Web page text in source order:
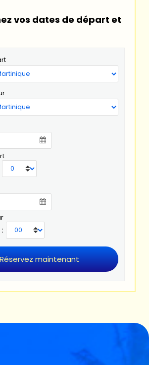
vos dates de départ et
: